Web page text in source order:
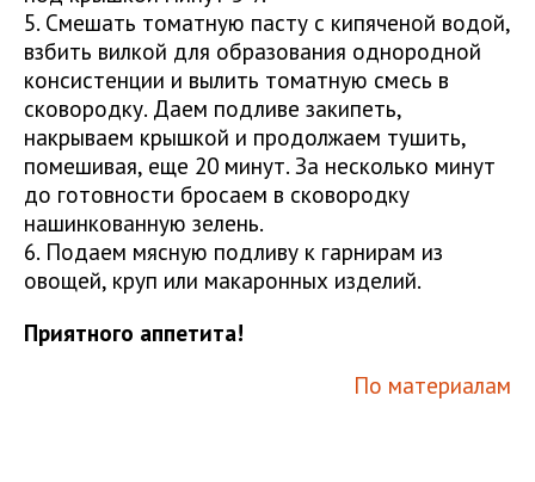
5. Смешать томатную пасту с кипяченой водой,
взбить вилкой для образования однородной
консистенции и вылить томатную смесь в
сковородку. Даем подливе закипеть,
накрываем крышкой и продолжаем тушить,
помешивая, еще 20 минут. За несколько минут
до готовности бросаем в сковородку
нашинкованную зелень.
6. Подаем мясную подливу к гарнирам из
овощей, круп или макаронных изделий.
Приятного аппетита!
По материалам